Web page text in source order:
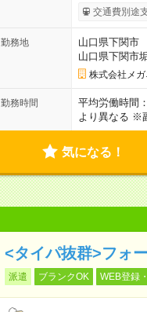
交通費別途
勤務地
山口県下関市
山口県下関市
株式会社メ
勤務時間
平均労働時間
より異なる ※
気になる！
<タイパ抜群>フォ
派遣 ブランクOK WEB登録